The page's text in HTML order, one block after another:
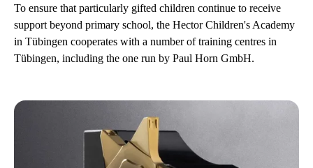
To ensure that particularly gifted children continue to receive
support beyond primary school, the Hector Children's Academy
in Tübingen cooperates with a number of training centres in
Tübingen, including the one run by Paul Horn GmbH.